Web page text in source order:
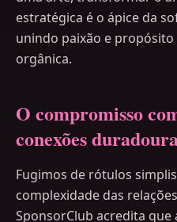
estratégica é o ápice da
unindo paixão e
orgânica.
O compromisso
conexões
Fugimos de rótulos
complexidade das
SponsorClub acredita que